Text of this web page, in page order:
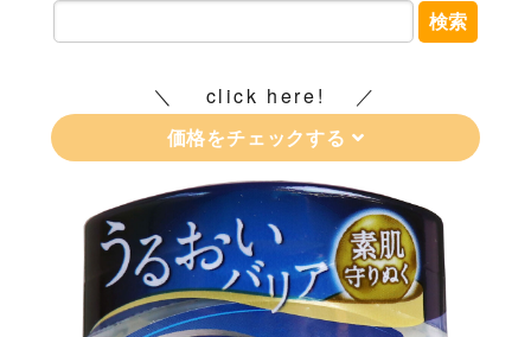
検索
click here!
価格をチェックする